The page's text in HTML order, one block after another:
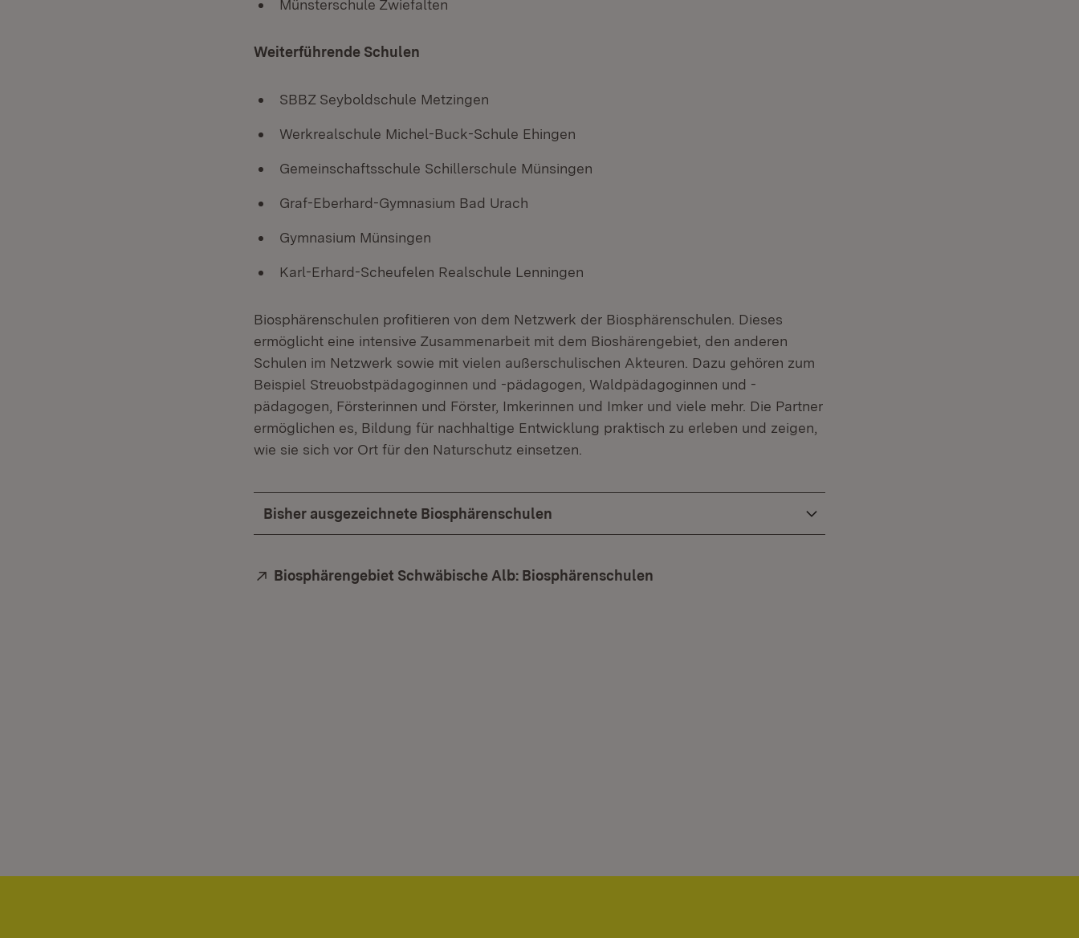
Münsterschule Zwiefalten
Weiterführende Schulen
SBBZ Seyboldschule Metzingen
Werkrealschule Michel-Buck-Schule Ehingen
Gemeinschaftsschule Schillerschule Münsingen
Graf-Eberhard-Gymnasium Bad Urach
Gymnasium Münsingen
Karl-Erhard-Scheufelen Realschule Lenningen
Biosphärenschulen profitieren von dem Netzwerk der Biosphärenschulen. Dieses
ermöglicht eine intensive Zusammenarbeit mit dem Bioshärengebiet, den anderen
Schulen im Netzwerk sowie mit vielen außerschulischen Akteuren. Dazu gehören zum
Beispiel Streuobstpädagoginnen und -pädagogen, Waldpädagoginnen und -
pädagogen, Försterinnen und Förster, Imkerinnen und Imker und viele mehr. Die Partner
ermöglichen es, Bildung für nachhaltige Entwicklung praktisch zu erleben und zeigen,
wie sie sich vor Ort für den Naturschutz einsetzen.
Bisher ausgezeichnete Biosphärenschulen
Extern:
Biosphärengebiet Schwäbische Alb: Biosphärenschulen